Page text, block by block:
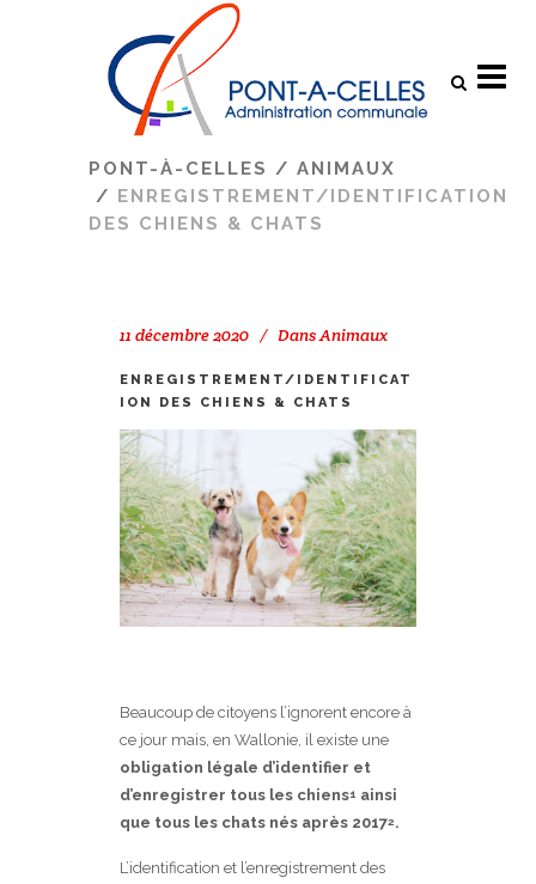
PONT-À-CELLES / ANIMAUX
/ ENREGISTREMENT/IDENTIFICATION
DES CHIENS & CHATS
11 décembre 2020 DansAnimaux
ENREGISTREMENT/IDENTIFICAT
ION DES CHIENS & CHATS
Beaucoup de citoyens l’ignorent encore à
ce jour mais, en Wallonie, il existe une
obligation légale d’identifier et
d’enregistrer tous les chiens1 ainsi
que tous les chats nés après 20172.
L’identification et l’enregistrement des